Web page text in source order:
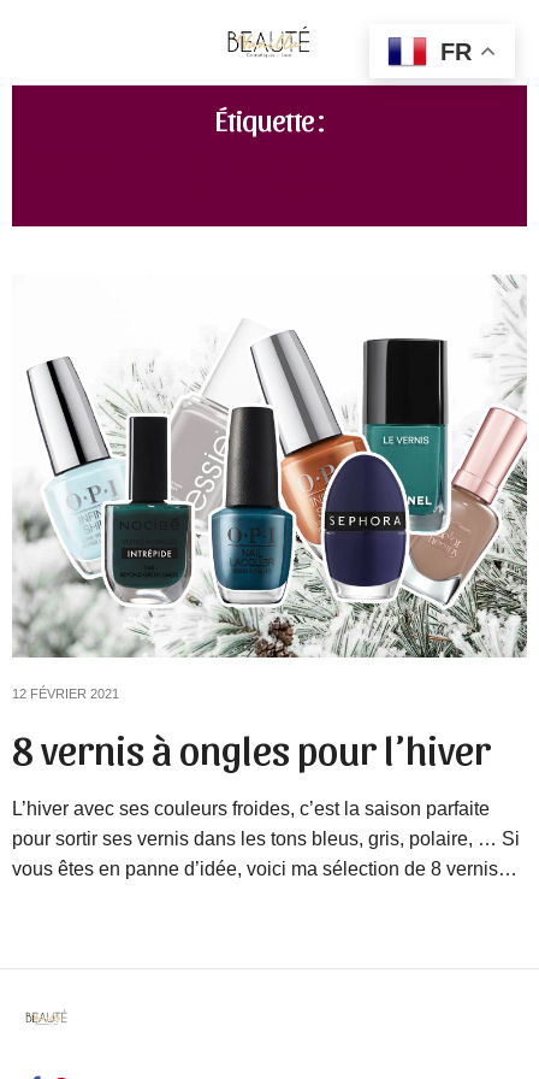
Étiquette :
12 FÉVRIER 2021
8 vernis à ongles pour l’hiver
L’hiver avec ses couleurs froides, c’est la saison parfaite
pour sortir ses vernis dans les tons bleus, gris, polaire, … Si
vous êtes en panne d’idée, voici ma sélection de 8 vernis…
FR